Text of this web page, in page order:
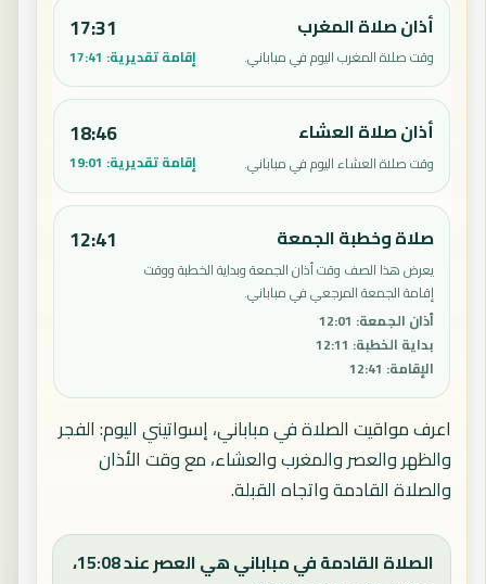
أذان صلاة المغرب
وقت صلاة المغرب اليوم في مباباني.
17:31
إقامة تقديرية: 17:41
أذان صلاة العشاء
وقت صلاة العشاء اليوم في مباباني.
18:46
إقامة تقديرية: 19:01
صلاة وخطبة الجمعة
يعرض هذا الصف وقت أذان الجمعة وبداية الخطبة ووقت
إقامة الجمعة المرجعي في مباباني.
أذان الجمعة:
12:01
بداية الخطبة:
12:11
الإقامة:
12:41
12:41
اعرف مواقيت الصلاة في مباباني، إسواتيني اليوم: الفجر
والظهر والعصر والمغرب والعشاء، مع وقت الأذان
والصلاة القادمة واتجاه القبلة.
الصلاة القادمة في مباباني هي العصر عند 15:08،